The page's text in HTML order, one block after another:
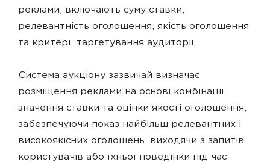
реклами, включають суму ставки,
релевантність оголошення, якість оголошення
та критерії таргетування аудиторії.
Система аукціону зазвичай визначає
розміщення реклами на основі комбінації
значення ставки та оцінки якості оголошення,
забезпечуючи показ найбільш релевантних і
високоякісних оголошень, виходячи з запитів
користувачів або їхньої поведінки під час